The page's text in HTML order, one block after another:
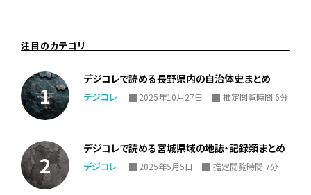
注目のカテゴリ
デジコレで読める長野県内の自治体史まとめ
デジコレ 2025年10月27日 推定閲覧時間 6分
デジコレで読める宮城県域の地誌・記録類まとめ
デジコレ 2025年5月5日 推定閲覧時間 7分